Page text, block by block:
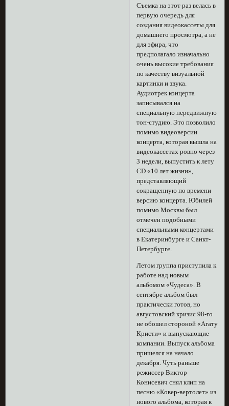
Съемка на этот раз велась в
первую очередь для
создания видеокассеты для
домашнего просмотра, а не
для эфира, что
предполагало изначально
очень высокие требования
по качеству визуальной
картинки и звука.
Аудиотрек концерта
записывался на
специальную передвижную
тон-студию. Это позволило
помимо видеоверсии
концерта, которая вышла на
видеокассетах ровно через
3 недели, выпустить к лету
CD «10 лет жизни»,
представляющий
сокращенную по времени
версию концерта. Юбилей
помимо Москвы был
отмечен подобными
специальными концертами
в Екатеринбурге и Санкт-
Петербурге.
Летом группа приступила к
работе над новым
альбомом «Чудеса». В
сентябре альбом был
практически готов, но
августовский кризис 98-го
не обошел стороной «Агату
Кристи» и выпускающие
компании. Выпуск альбома
пришелся на начало
декабря. Чуть раньше
режиссер Виктор
Конисевич снял клип на
песню «Ковер-вертолет» из
нового альбома, которая к